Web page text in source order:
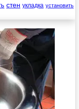
стен укладка установить